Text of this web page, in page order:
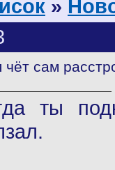
»
чёт сам
ты